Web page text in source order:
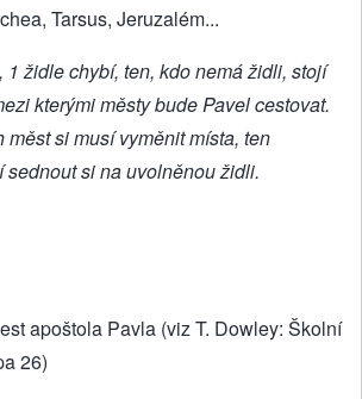
Tarsus, Jeruzalém...
židle chybí, ten, kdo nemá židli, stojí
kterými městy bude Pavel cestovat.
měst si musí vyměnit místa, ten
sednout si na uvolněnou židli.
apoštola Pavla (viz T. Dowley: Školní
26)